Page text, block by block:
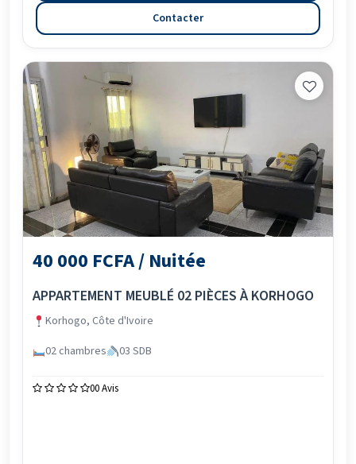
Contacter
40 000 FCFA / Nuitée
APPARTEMENT MEUBLÉ 02 PIÈCES À KORHOGO
Korhogo, Côte d'Ivoire
02 chambres
03 SDB
00 Avis